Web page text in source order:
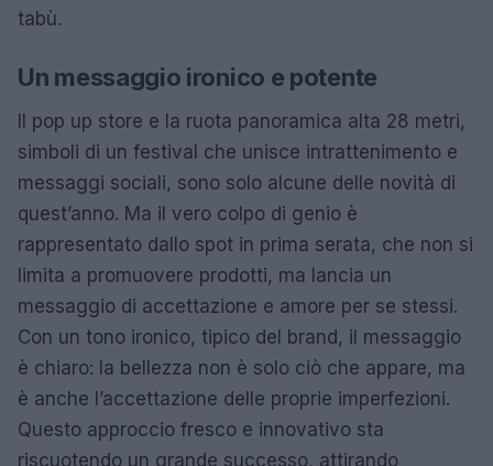
tabù.
Un messaggio ironico e potente
Il pop up store e la ruota panoramica alta 28 metri,
simboli di un festival che unisce intrattenimento e
messaggi sociali, sono solo alcune delle novità di
quest’anno. Ma il vero colpo di genio è
rappresentato dallo spot in prima serata, che non si
limita a promuovere prodotti, ma lancia un
messaggio di accettazione e amore per se stessi.
Con un tono ironico, tipico del brand, il messaggio
è chiaro: la bellezza non è solo ciò che appare, ma
è anche l’accettazione delle proprie imperfezioni.
Questo approccio fresco e innovativo sta
riscuotendo un grande successo, attirando